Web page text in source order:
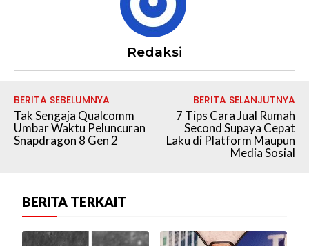
Redaksi
BERITA SEBELUMNYA
Tak Sengaja Qualcomm
Umbar Waktu Peluncuran
Snapdragon 8 Gen 2
BERITA SELANJUTNYA
7 Tips Cara Jual Rumah
Second Supaya Cepat
Laku di Platform Maupun
Media Sosial
BERITA TERKAIT